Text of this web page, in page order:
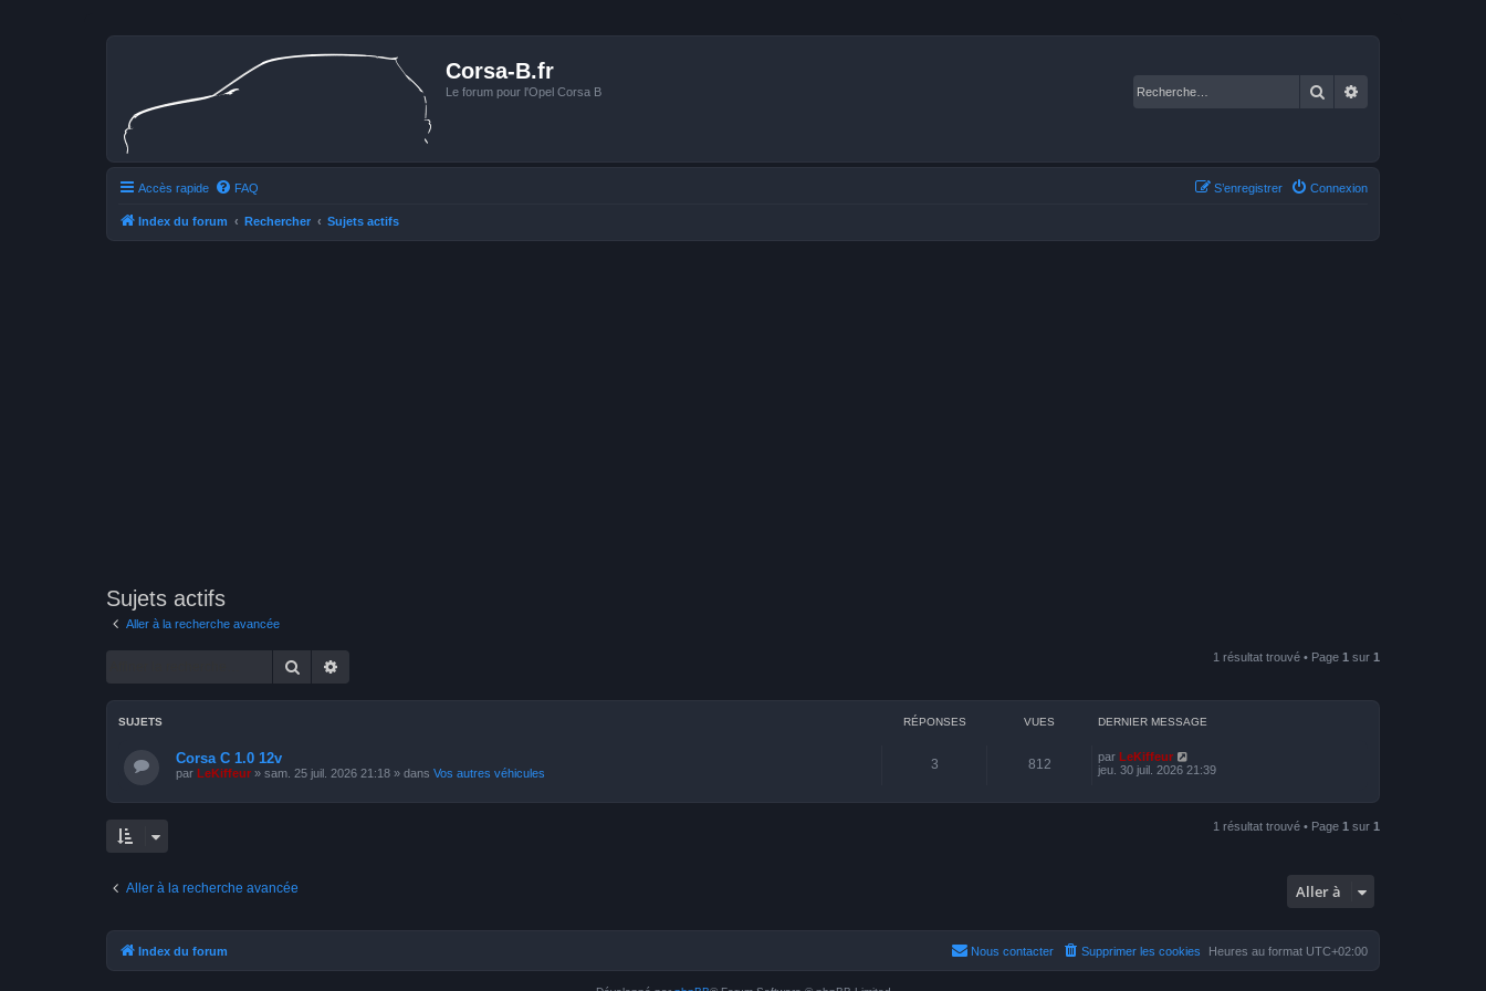
Corsa-B.fr
Le forum pour l'Opel Corsa B Rechercher
Accès rapide FAQ Connexion
S’enregistrer
Index du forum Rechercher Sujets actifs
Sujets actifs
Aller à la recherche avancée
Rechercher 1 résultat trouvé • Page 1 sur 1
SUJETS RÉPONSES VUES DERNIER MESSAGE
Corsa C 1.0 12v
par LeKiffeur » sam. 25 juil. 2026 21:18 » dans Vos autres véhicules
3 812 par LeKiffeur
jeu. 30 juil. 2026 21:39
1 résultat trouvé • Page 1 sur 1
Aller à la recherche avancée Aller à
Index du forum Heures au format UTC+02:00
Supprimer les cookies
Nous contacter